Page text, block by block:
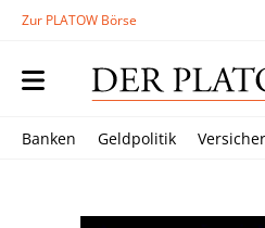
Zur PLATOW Börse
Banken Geldpolitik